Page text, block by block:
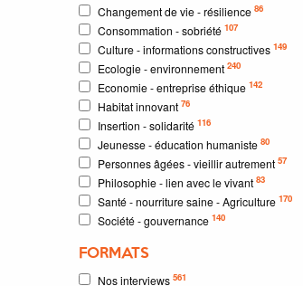
Changement de vie - résilience 86
Consommation - sobriété 107
Culture - informations constructives 149
Ecologie - environnement 240
Economie - entreprise éthique 142
Habitat innovant 76
Insertion - solidarité 116
Jeunesse - éducation humaniste 80
Personnes âgées - vieillir autrement 57
Philosophie - lien avec le vivant 83
Santé - nourriture saine - Agriculture 170
Société - gouvernance 140
FORMATS
Nos interviews 561